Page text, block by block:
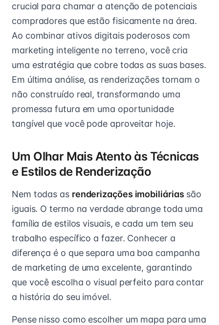
crucial para chamar a atenção de potenciais
compradores que estão fisicamente na área.
Ao combinar ativos digitais poderosos com
marketing inteligente no terreno, você cria
uma estratégia que cobre todas as suas bases.
Em última análise, as renderizações tornam o
não construído real, transformando uma
promessa futura em uma oportunidade
tangível que você pode aproveitar hoje.
Um Olhar Mais Atento às Técnicas
e Estilos de Renderização
Nem todas as renderizações imobiliárias são
iguais. O termo na verdade abrange toda uma
família de estilos visuais, e cada um tem seu
trabalho específico a fazer. Conhecer a
diferença é o que separa uma boa campanha
de marketing de uma excelente, garantindo
que você escolha o visual perfeito para contar
a história do seu imóvel.
Pense nisso como escolher um mapa para uma